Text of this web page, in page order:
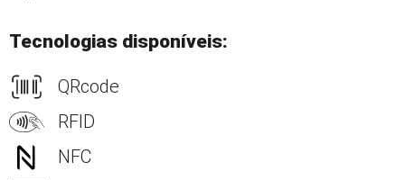
Tecnologias disponíveis:
QRcode
RFID
NFC